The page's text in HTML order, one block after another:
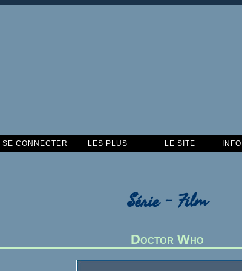
SE CONNECTER LES PLUS LE SITE
Série - Film
Doctor Who